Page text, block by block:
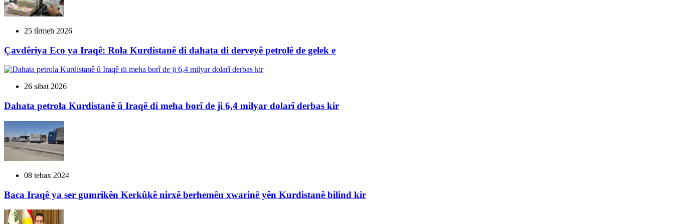
25 tîrmeh 2026
Çavdêriya Eco ya Iraqê: Rola Kurdistanê di dahata di derveyê petrolê de gelek e
26 sibat 2026
Dahata petrola Kurdistanê û Iraqê di meha borî de ji 6,4 milyar dolarî derbas kir
08 tebax 2024
Baca Iraqê ya ser gumrikên Kerkûkê nirxê berhemên xwarinê yên Kurdistanê bilind kir